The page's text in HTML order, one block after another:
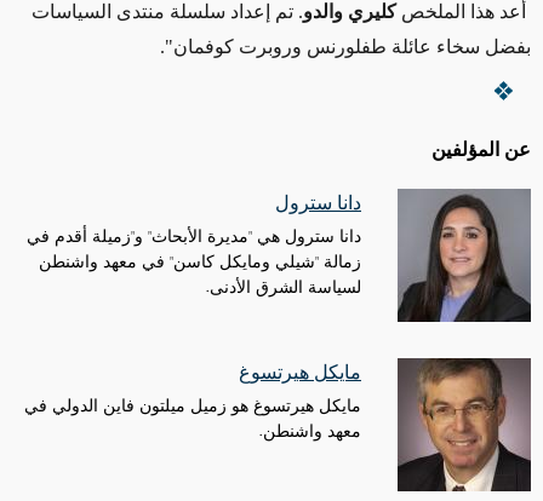
أعد هذا الملخصكليري والدو. تم إعداد سلسلة منتدى السياسات
بفضل سخاء عائلة طفلورنس وروبرت كوفمان".
عن المؤلفين
دانا سترول
دانا سترول هي "مديرة الأبحاث" و"زميلة أقدم في
زمالة "شيلي ومايكل كاسن" في معهد واشنطن
لسياسة الشرق الأدنى.
مايكل هيرتسوغ
مايكل هيرتسوغ هو زميل ميلتون فاين الدولي في
معهد واشنطن.